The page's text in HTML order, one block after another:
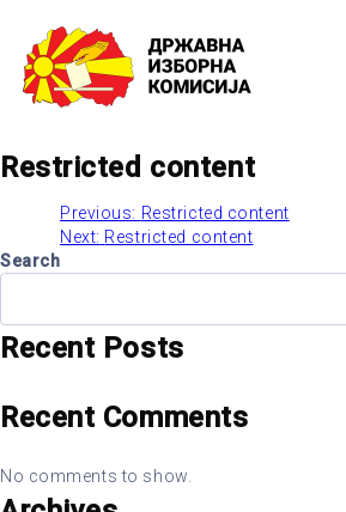
content
Restricted content
Post
navigation
Previous: Restricted content
Next: Restricted content
Search
Recent Posts
Recent Comments
No comments to show.